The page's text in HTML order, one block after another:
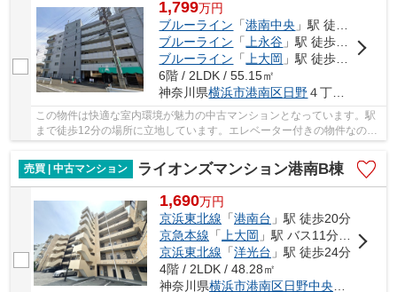
1,799万円
ブルーライン 「港南中央 」駅 徒歩12分
ブルーライン 「 上永谷 」駅 徒歩17分
ブルーライン 「 上大岡 」駅 徒歩24分
6階 / 2LDK / 55.15㎡
神奈川県横浜市港南区日野４丁目1-32
この物件は快適な室内環境が魅力の中古マンションとなっています。駅
まで徒歩12分の場所に立地しています。エレベーター付きの物件なの
で、重い荷物を運ぶ時に便利です。当社オススメ...
売買 | 中古マンション
ライオンズマンション港南B棟
1,690万円
京浜東北線 「港南台 」駅 徒歩20分
京急本線 「 上大岡 」駅 バス11分 「日野」 停歩4分
京浜東北線 「洋光台 」駅 徒歩24分
4階 / 2LDK / 48.28㎡
神奈川県横浜市港南区日野中央